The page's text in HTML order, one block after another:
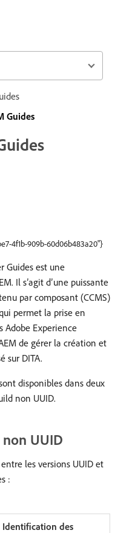
Guides
4f1b-909b-60d06b483a20"}
Guides est une
Il s’agit d’une puissante
par composant (CCMS)
permet la prise en
Adobe Experience
de gérer la création et
sur DITA.
disponibles dans deux
non UUID.
UUID
les versions UUID et
:
Identification des